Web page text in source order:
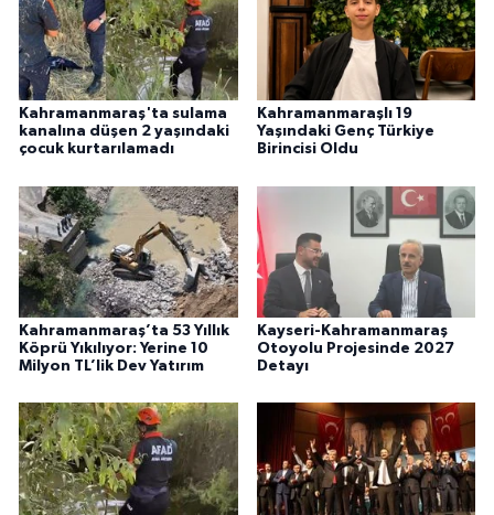
Kahramanmaraş'ta sulama
kanalına düşen 2 yaşındaki
çocuk kurtarılamadı
Kahramanmaraşlı 19
Yaşındaki Genç Türkiye
Birincisi Oldu
Kahramanmaraş’ta 53 Yıllık
Köprü Yıkılıyor: Yerine 10
Milyon TL’lik Dev Yatırım
Kayseri-Kahramanmaraş
Otoyolu Projesinde 2027
Detayı